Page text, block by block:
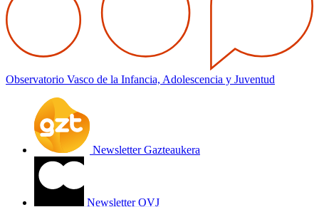
Observatorio Vasco de la Infancia, Adolescencia y Juventud
Newsletter Gazteaukera
Newsletter OVJ